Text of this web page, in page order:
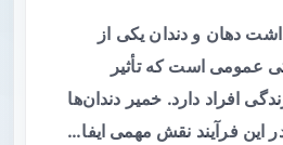
دهان و دندان یکی از
عمومی است که تأثیر
افراد دارد. خمیر دندان‌ها
این فرآیند نقش مهمی ایفا…